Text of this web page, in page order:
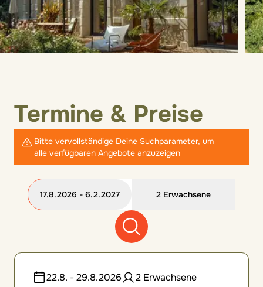
Termine & Preise
Bitte vervollständige Deine Suchparameter, um
alle verfügbaren Angebote anzuzeigen
17.8.2026 - 6.2.2027 2 Erwachsene
12 Zimmeroptionen gefunden
22.8. - 29.8.2026
2 Erwachsene